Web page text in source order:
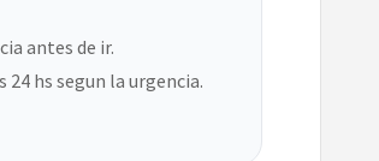
antes de ir.
hs segun la urgencia.